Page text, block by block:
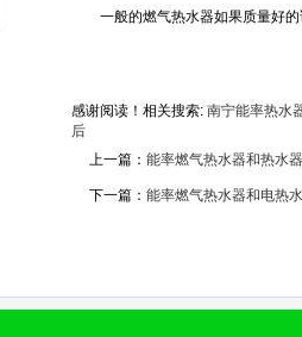
一般的燃气热水器如果质量好
感谢阅读！相关搜索: 南宁能率热水
后
上一篇： 能率燃气热水器和热水
下一篇： 能率燃气热水器和电热